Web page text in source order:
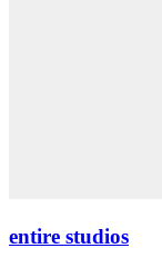
entire studios